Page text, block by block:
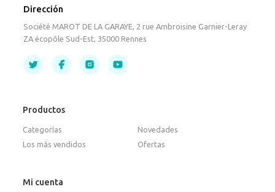
Dirección
Société MAROT DE LA GARAYE, 2 rue Ambroisine Garnier-Leray
ZA écopôle Sud-Est, 35000 Rennes
Productos
Categorías
Novedades
Los más vendidos
Ofertas
Mi cuenta